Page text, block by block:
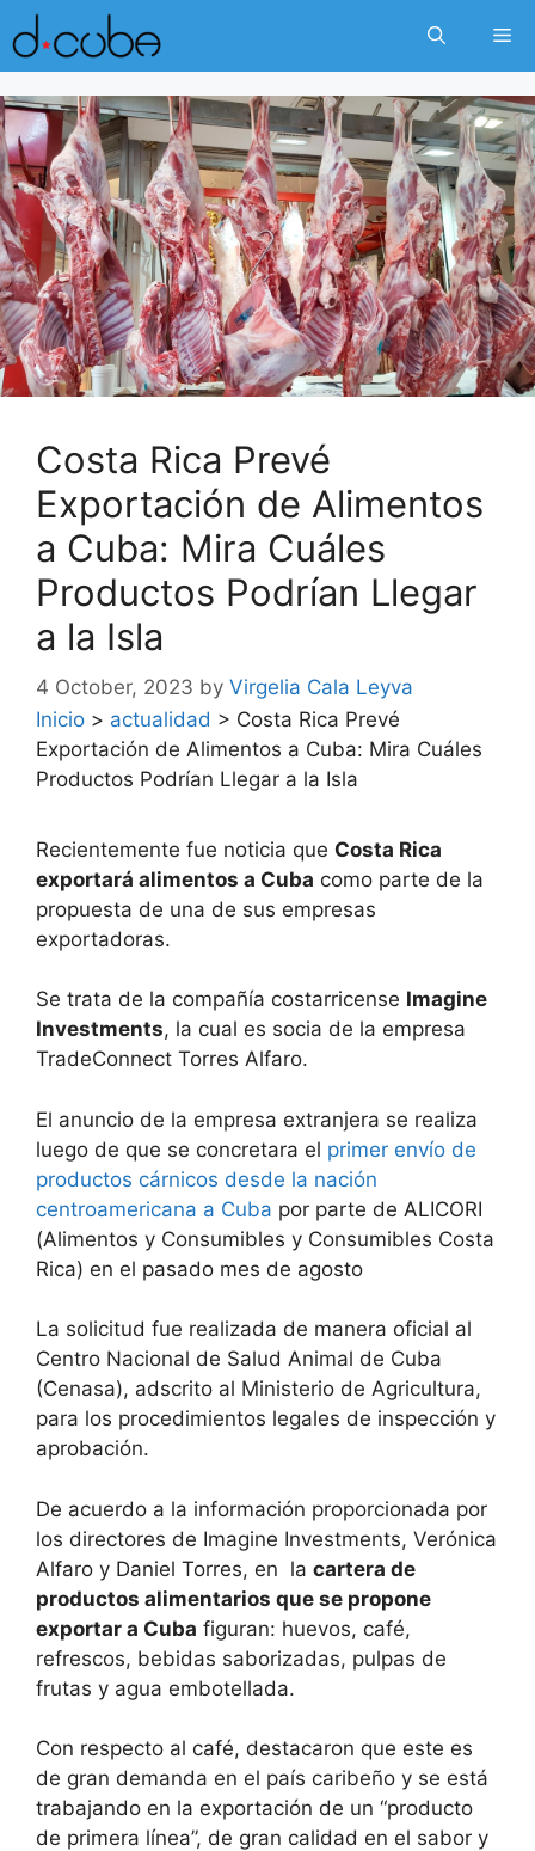
Skip
to
content
Costa Rica Prevé
Exportación de Alimentos
a Cuba: Mira Cuáles
Productos Podrían Llegar
a la Isla
4 October, 2023 by Virgelia Cala Leyva
Inicio > actualidad > Costa Rica Prevé
Exportación de Alimentos a Cuba: Mira Cuáles
Productos Podrían Llegar a la Isla
Recientemente fue noticia que Costa Rica
exportará alimentos a Cuba como parte de la
propuesta de una de sus empresas
exportadoras.
Se trata de la compañía costarricense Imagine
Investments, la cual es socia de la empresa
TradeConnect Torres Alfaro.
El anuncio de la empresa extranjera se realiza
luego de que se concretara el primer envío de
productos cárnicos desde la nación
centroamericana a Cuba por parte de ALICORI
(Alimentos y Consumibles y Consumibles Costa
Rica) en el pasado mes de agosto
La solicitud fue realizada de manera oficial al
Centro Nacional de Salud Animal de Cuba
(Cenasa), adscrito al Ministerio de Agricultura,
para los procedimientos legales de inspección y
aprobación.
De acuerdo a la información proporcionada por
los directores de Imagine Investments, Verónica
Alfaro y Daniel Torres, en la cartera de
productos alimentarios que se propone
exportar a Cuba figuran: huevos, café,
refrescos, bebidas saborizadas, pulpas de
frutas y agua embotellada.
Con respecto al café, destacaron que este es
de gran demanda en el país caribeño y se está
trabajando en la exportación de un “producto
de primera línea”, de gran calidad en el sabor y